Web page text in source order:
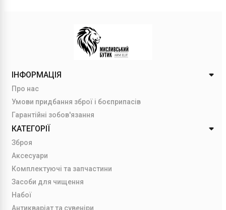
ІНФОРМАЦІЯ
Про нас
Умови придбання зброї і боєприпасів
Гарантійні зобов'язання
КАТЕГОРІЇ
Зброя
Аксесуари
Комплектуючі та запчастини
Засоби для чищення
Набої
Антикваріат та сувеніри